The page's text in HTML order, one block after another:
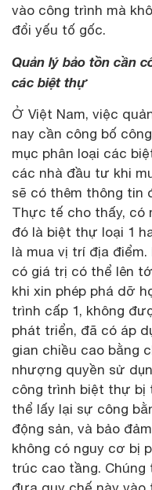
vào công trình mà
đổi yếu tố gốc.
Quản lý bảo tồn cần
các biệt thự
Ở Việt Nam, việc
nay cần công bố
mục phân loại các
các nhà đầu tư khi
sẽ có thêm thông tin
Thực tế cho thấy, có
đó là biệt thự loại 1
là mua vị trí địa
có giá trị có thể lên
khi xin phép phá dỡ
trình cấp 1, không
phát triển, đã có áp
gian chiều cao bằng
nhượng quyền sử
công trình biệt thự bị
thể lấy lại sự công
động sản, và bảo
không có nguy cơ bị
trúc cao tầng.